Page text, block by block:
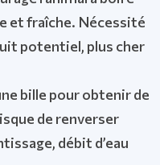
et fraîche. Nécessité
potentiel, plus cher
bille pour obtenir de
de renverser
débit d’eau